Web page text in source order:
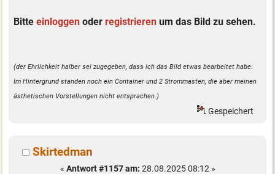
Bitteeinloggen oderregistrieren um das Bild zu sehen.
(der Ehrlichkeit halber sei zugegeben, dass ich das Bild etwas bearbeitet habe:
Im Hintergrund standen noch ein Container und 2 Strommasten, die aber meinen
ästhetischen Vorstellungen nicht entsprachen.)
Gespeichert
Skirtedman
« Antwort #1157 am: 28.08.2025 08:12 »